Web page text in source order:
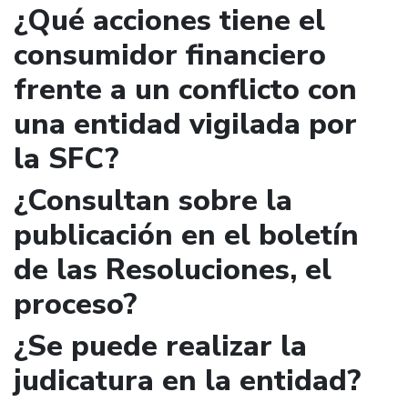
¿Qué acciones tiene el
consumidor financiero
frente a un conflicto con
una entidad vigilada por
la SFC?
¿Consultan sobre la
publicación en el boletín
de las Resoluciones, el
proceso?
¿Se puede realizar la
judicatura en la entidad?